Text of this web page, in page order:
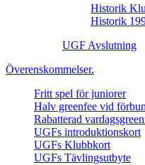
Historik
Historik
UGF Avslutning
Överenskommelser.
Fritt spel för juniorer
Halv greenfee vid
Rabatterad
UGFs introduktionskort
UGFs Klubbkort
UGFs Tävlingsutbyte